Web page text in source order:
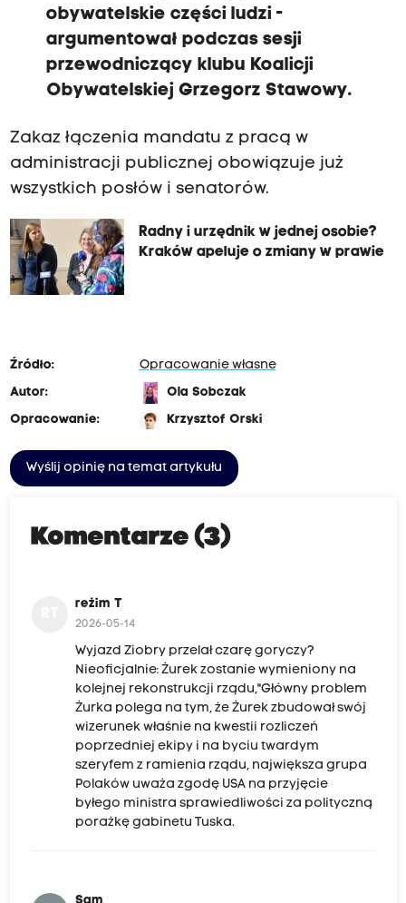
obywatelskie części ludzi -
argumentował podczas sesji
przewodniczący klubu Koalicji
Obywatelskiej Grzegorz Stawowy.
Zakaz łączenia mandatu z pracą w
administracji publicznej obowiązuje już
wszystkich posłów i senatorów.
Radny i urzędnik w jednej osobie?
Kraków apeluje o zmiany w prawie
Źródło:
Opracowanie własne
Autor:
Ola Sobczak
Opracowanie:
Krzysztof Orski
Wyślij opinię na temat artykułu
Komentarze (3)
reżim T
2026-05-14
Wyjazd Ziobry przelał czarę goryczy?
Nieoficjalnie: Żurek zostanie wymieniony na
kolejnej rekonstrukcji rządu,"Główny problem
Żurka polega na tym, że Żurek zbudował swój
wizerunek właśnie na kwestii rozliczeń
poprzedniej ekipy i na byciu twardym
szeryfem z ramienia rządu, największa grupa
Polaków uważa zgodę USA na przyjęcie
byłego ministra sprawiedliwości za polityczną
porażkę gabinetu Tuska.